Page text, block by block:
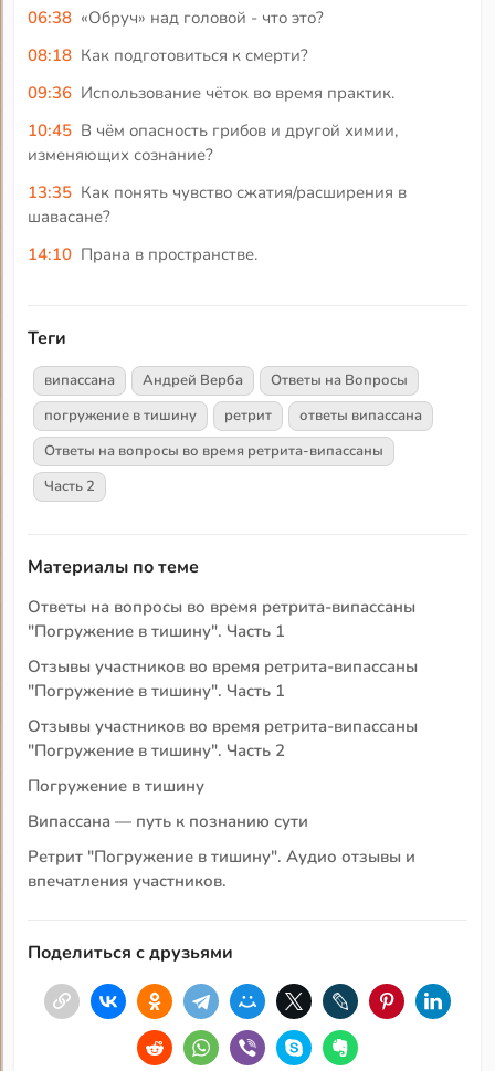
06:38 «Обруч» над головой - что это?
08:18 Как подготовиться к смерти?
09:36 Использование чёток во время практик.
10:45 В чём опасность грибов и другой химии,
изменяющих сознание?
13:35 Как понять чувство сжатия/расширения в
шавасане?
14:10 Прана в пространстве.
Теги
випассана Андрей Верба
Ответы на Вопросы
погружение в тишину
ретрит
ответы випассана
Ответы на вопросы во время ретрита-випассаны
Часть 2
Материалы по теме
Ответы на вопросы во время ретрита-випассаны
"Погружение в тишину". Часть 1
Отзывы участников во время ретрита-випассаны
"Погружение в тишину". Часть 1
Отзывы участников во время ретрита-випассаны
"Погружение в тишину". Часть 2
Погружение в тишину
Випассана — путь к познанию сути
Ретрит "Погружение в тишину". Аудио отзывы и
впечатления участников.
Поделиться с друзьями